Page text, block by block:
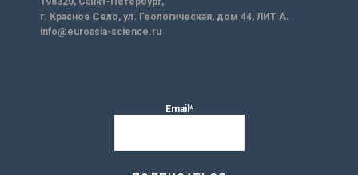
г. Красное Село, ул. Геологическая, дом 44, ЛИТ А.
info@euroasia-science.ru
Email*